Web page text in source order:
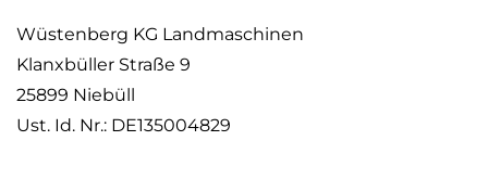
Wüstenberg KG Landmaschinen
Klanxbüller Straße 9
25899 Niebüll
Ust. Id. Nr.: DE135004829